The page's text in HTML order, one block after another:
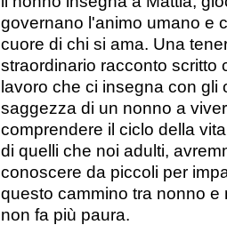
governano l'animo umano e
cuore di chi si ama. Una
straordinario racconto scritto
lavoro che ci insegna con gli
saggezza di un nonno a
comprendere il ciclo della
di quelli che noi adulti,
conoscere da piccoli per
questo cammino tra nonno
non fa più paura.